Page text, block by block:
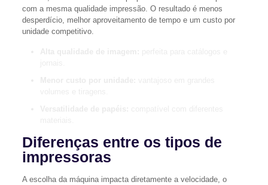
com a mesma qualidade impressão. O resultado é menos
desperdício, melhor aproveitamento de tempo e um custo por
unidade competitivo.
Diferenças entre os tipos de
impressoras
A escolha da máquina impacta diretamente a velocidade, o